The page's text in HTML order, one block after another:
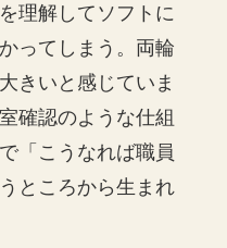
理解してソフトに
ってしまう。両輪
きいと感じていま
確認のような仕組
「こうなれば職員
ところから生まれ